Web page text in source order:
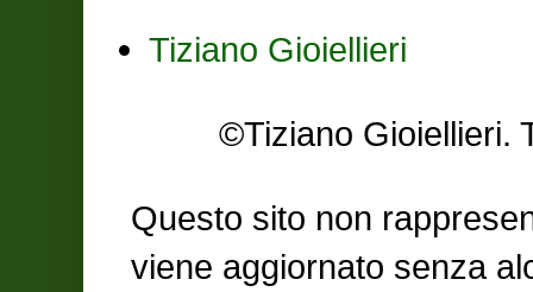
Tiziano Gioiellieri
©Tiziano Gioiellieri.
Questo sito non
viene aggiornato senza